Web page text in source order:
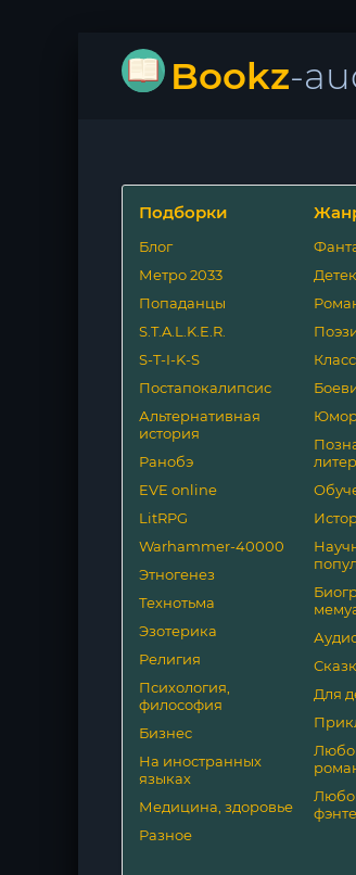
Bookz-
Подборки
Блог
Метро 2033
Попаданцы
S.T.A.L.K.E.R.
S-T-I-K-S
Постапокалипсис
Альтернативная
история
Ранобэ
EVE online
LitRPG
Warhammer-40000
Этногенез
Технотьма
Эзотерика
Религия
Психология,
философия
Бизнес
На иностранных
языках
Медицина, здоровье
Разное
Для